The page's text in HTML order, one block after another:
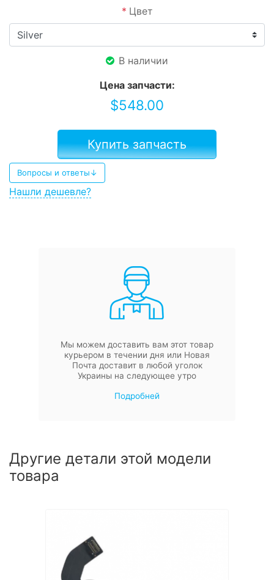
* Цвет
В наличии
Цена запчасти:
$548.00
Купить запчасть
Вопросы и ответы↓
Нашли дешевле?
Мы можем доставить вам этот товар
курьером в течении дня или Новая
Почта доставит в любой уголок
Украины на следующее утро
Подробней
Другие детали этой модели
товара